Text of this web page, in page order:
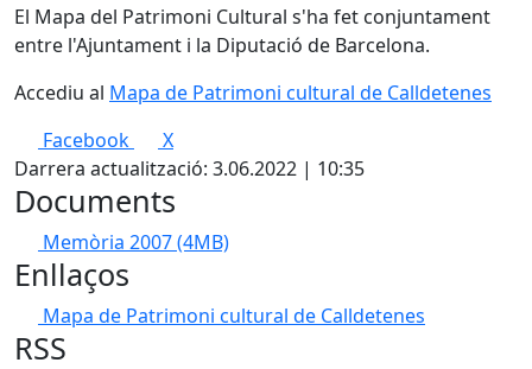
El Mapa del Patrimoni Cultural s'ha fet conjuntament
entre l'Ajuntament i la Diputació de Barcelona.
Accediu al Mapa de Patrimoni cultural de Calldetenes
Facebook
X
Darrera actualització: 3.06.2022 | 10:35
Documents
Memòria 2007(4MB)
Enllaços
Mapa de Patrimoni cultural de Calldetenes
RSS